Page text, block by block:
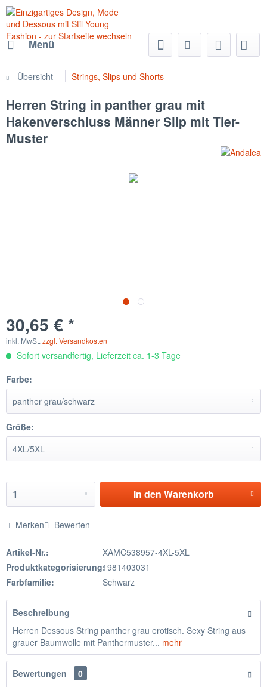
Menü
Übersicht Strings, Slips und Shorts
Herren String in panther grau mit
Hakenverschluss Männer Slip mit Tier-
Muster
30,65 € *
inkl. MwSt. zzgl. Versandkosten
Sofort versandfertig, Lieferzeit ca. 1-3 Tage
Farbe:
Größe:
In den Warenkorb
Merken Bewerten
Artikel-Nr.:
XAMC538957-4XL-5XL
Produktkategorisierung:1981403031
Farbfamilie:
Schwarz
Beschreibung
Herren Dessous String panther grau erotisch. Sexy String aus
grauer Baumwolle mit Panthermuster... mehr
Bewertungen
0